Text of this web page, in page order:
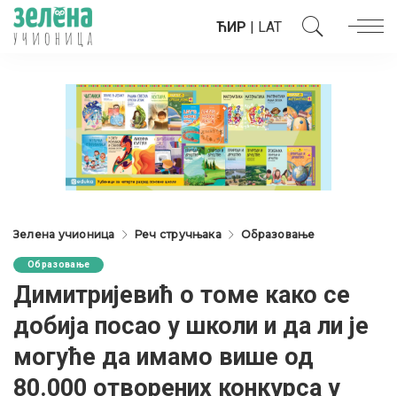
ЋИР | LAT
Зелена учионица Реч стручњака Образовање
Образовање
Димитријевић о томе како се
добија посао у школи и да ли је
могуће да имамо више од
80.000 отворених конкурса у